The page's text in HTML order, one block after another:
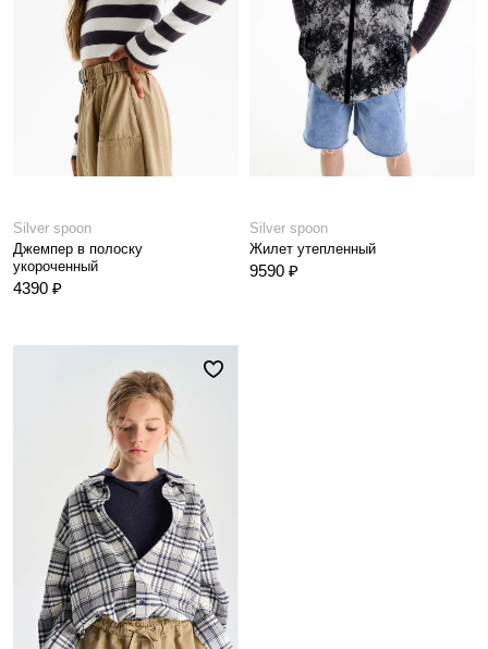
Silver spoon
Джемпер в полоску
укороченный
4390 ₽
Silver spoon
Жилет утепленный
9590 ₽